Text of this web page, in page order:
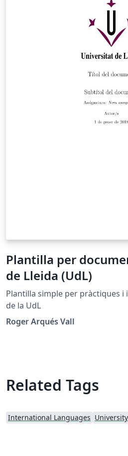
Plantilla per
de Lleida (UdL)
Plantilla simple per pràctiques i informes per estudiants
de la UdL
Roger Arqués Vall
Related Tags
International Languages University